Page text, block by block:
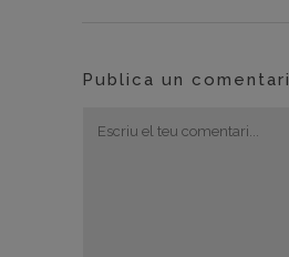
Publica un comentari